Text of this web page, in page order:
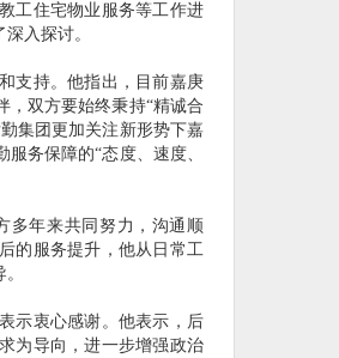
工住宅物业服务等工作进
入探讨。
支持。他指出，目前嘉庚
，双方要始终秉持“精诚合
集团更加关注新形势下嘉
务保障的“态度、速度、
年来共同努力，沟通顺
的服务提升，他从日常工
示衷心感谢。他表示，后
为导向，进一步增强政治